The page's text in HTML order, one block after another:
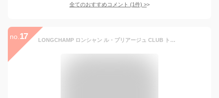
全てのおすすめコメント (1件) >
no. 17 LONGCHAMP ロンシャン ル・プリアージュ CLUB トートバッグ S 2605 619 折りたたみ バッグ ギフト・のし可